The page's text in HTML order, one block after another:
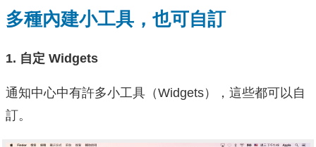
多種內建小工具，也可自訂
1. 自定 Widgets
通知中心中有許多小工具（Widgets），這些都可以自
訂。